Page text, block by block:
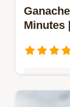
Minutes
Maîtrisez